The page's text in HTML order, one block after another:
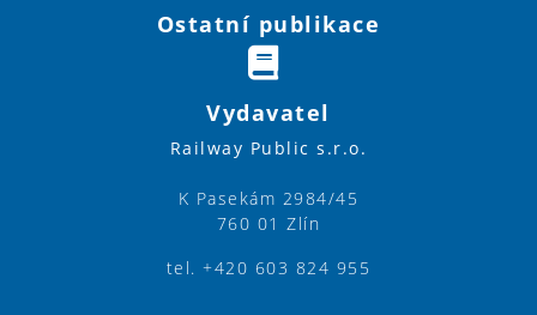
Ostatní publikace
Vydavatel
Railway Public s.r.o.
K Pasekám 2984/45
760 01 Zlín
tel. +420 603 824 955